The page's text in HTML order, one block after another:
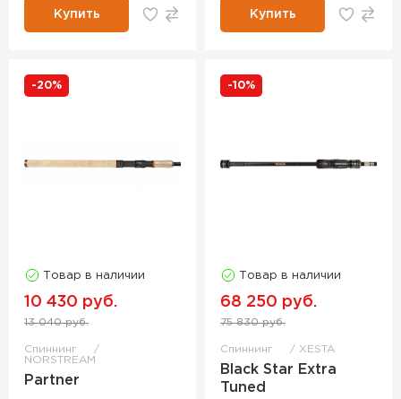
Купить Купить
-20%
Товар в наличии
10 430 руб.
13 040 руб.
Спиннинг
NORSTREAM
Partner
-10%
Товар в наличии
68 250 руб.
75 830 руб.
Спиннинг XESTA
Black Star Extra
Tuned